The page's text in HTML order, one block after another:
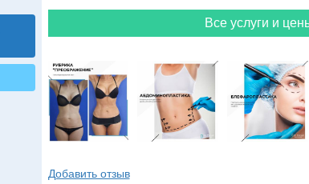
Все услуги и
Добавить отзыв